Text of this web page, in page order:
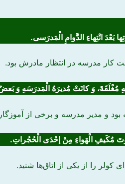
بَعْدَ انْتِهاءِ الدَّوامِ الْمَدرَسی.
کار مدرسه در انتظار مادرش بود.
مُغْلَقَهً، وَ کانَتْ مُدیرَهُ الْمَدرَسَهِ وَ
و مدیر مدرسه و برخی از
مُکَیفِ الْهَواءِ مِنْ إحْدَی الْحُجُراتِ.
کولر را از یکی از اتاق‌ها شنید.